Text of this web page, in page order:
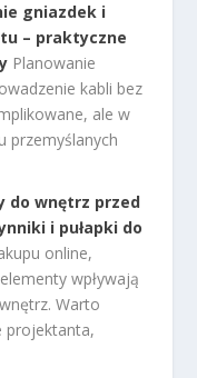
gniazdek i
– praktyczne
Planowanie
kabli bez
ale w
przemyślanych
do wnętrz przed
i pułapki do
online,
wpływają
Warto
projektanta,